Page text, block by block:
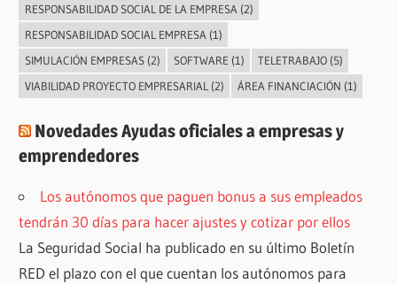
RESPONSABILIDAD SOCIAL DE LA EMPRESA (2)
RESPONSABILIDAD SOCIAL EMPRESA (1)
SIMULACIÓN EMPRESAS(2) SOFTWARE (1) TELETRABAJO(5)
VIABILIDAD PROYECTO EMPRESARIAL(2) ÁREA FINANCIACIÓN (1)
Novedades Ayudas oficiales a empresas y
emprendedores
Los autónomos que paguen bonus a sus empleados
tendrán 30 días para hacer ajustes y cotizar por ellos
La Seguridad Social ha publicado en su último Boletín
RED el plazo con el que cuentan los autónomos para